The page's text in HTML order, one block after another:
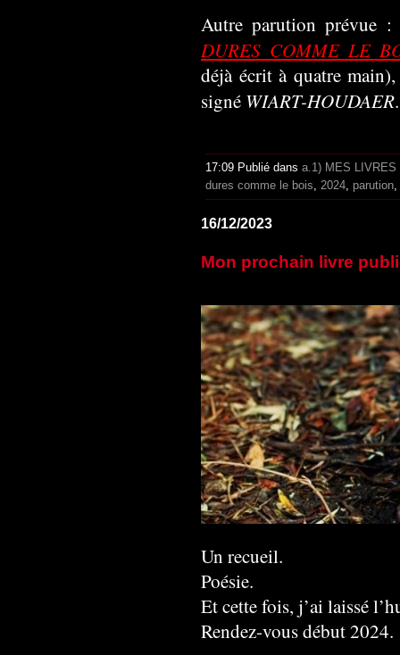
Autre parution prévue
DURES COMME LE
déjà écrit à quatre
signé WIART-HOUDAER.
17:09 Publié dans a.1) MES LIVRES
dures comme le bois
2024 parution
16/12/2023
Mon prochain livre
Un recueil.
Poésie.
Et cette fois, j’ai laissé
Rendez-vous début 2024.